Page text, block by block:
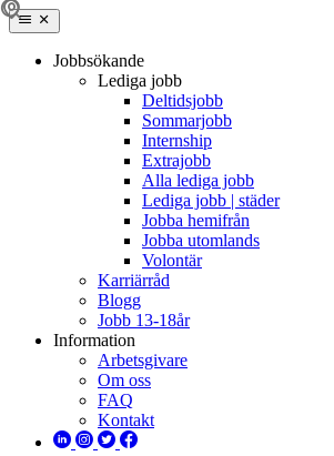
Jobbsökande
Lediga jobb
Deltidsjobb
Sommarjobb
Internship
Extrajobb
Alla lediga jobb
Lediga jobb | städer
Jobba hemifrån
Jobba utomlands
Volontär
Karriärråd
Blogg
Jobb 13-18år
Information
Arbetsgivare
Om oss
FAQ
Kontakt